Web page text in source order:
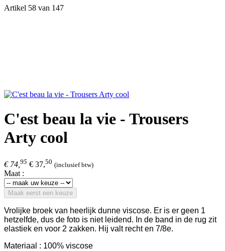
Artikel 58 van 147
C'est beau la vie - Trousers
Arty cool
€ 74, 95 € 37,50 (inclusief btw)
Maat :
Maak eerst een keuze
Vrolijke broek van heerlijk dunne viscose. Er is er geen 1
hetzelfde, dus de foto is niet leidend. In de band in de rug zit
elastiek en voor 2 zakken. Hij valt recht en 7/8e.
Materiaal : 100% viscose